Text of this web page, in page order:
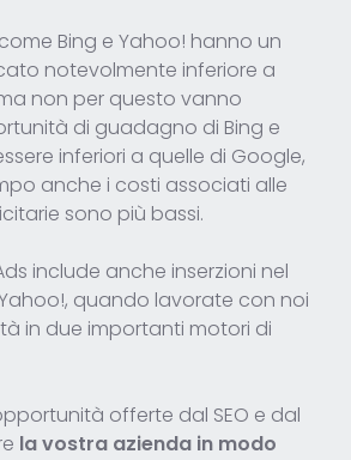
Bing e Yahoo! hanno un
notevolmente inferiore a
non per questo vanno
di guadagno di Bing e
inferiori a quelle di Google,
anche i costi associati alle
sono più bassi.
include anche inserzioni nel
quando lavorate con noi
in due importanti motori di
offerte dal SEO e dal
la vostra azienda in modo